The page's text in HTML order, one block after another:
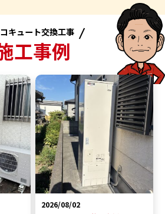
キュート交換工事
工事例
2026/08/02